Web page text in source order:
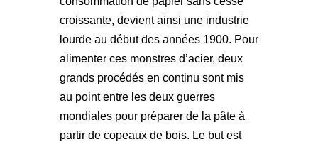
croissante, devient ainsi une industrie
lourde au début des années 1900. Pour
alimenter ces monstres d’acier, deux
grands procédés en continu sont mis
au point entre les deux guerres
mondiales pour préparer de la pâte à
partir de copeaux de bois. Le but est